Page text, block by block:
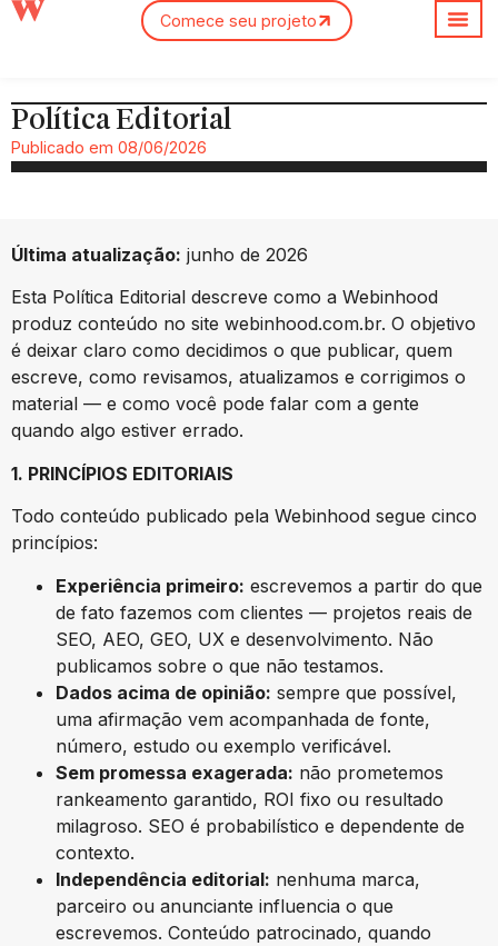
Comece seu projeto
Política Editorial
Publicado em 08/06/2026
Última atualização: junho de 2026
Esta Política Editorial descreve como a Webinhood
produz conteúdo no site webinhood.com.br. O objetivo
é deixar claro como decidimos o que publicar, quem
escreve, como revisamos, atualizamos e corrigimos o
material — e como você pode falar com a gente
quando algo estiver errado.
1. PRINCÍPIOS EDITORIAIS
Todo conteúdo publicado pela Webinhood segue cinco
princípios:
Experiência primeiro: escrevemos a partir do que
de fato fazemos com clientes — projetos reais de
SEO, AEO, GEO, UX e desenvolvimento. Não
publicamos sobre o que não testamos.
Dados acima de opinião: sempre que possível,
uma afirmação vem acompanhada de fonte,
número, estudo ou exemplo verificável.
Sem promessa exagerada: não prometemos
rankeamento garantido, ROI fixo ou resultado
milagroso. SEO é probabilístico e dependente de
contexto.
Independência editorial: nenhuma marca,
parceiro ou anunciante influencia o que
escrevemos. Conteúdo patrocinado, quando